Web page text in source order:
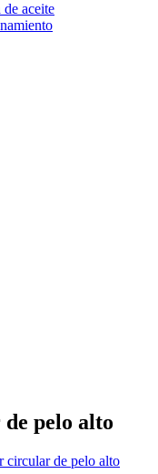
aceite
pelo alto